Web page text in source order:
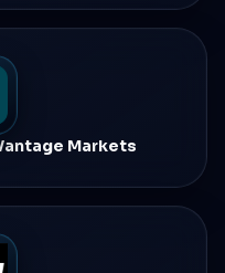
Markets